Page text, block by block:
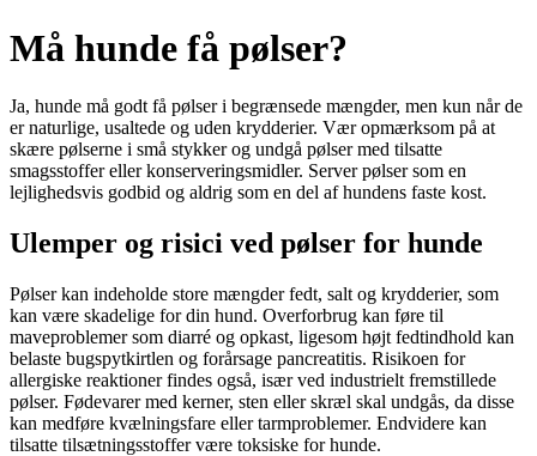
Må hunde få pølser?
Ja, hunde må godt få pølser i begrænsede mængder, men kun når de
er naturlige, usaltede og uden krydderier. Vær opmærksom på at
skære pølserne i små stykker og undgå pølser med tilsatte
smagsstoffer eller konserveringsmidler. Server pølser som en
lejlighedsvis godbid og aldrig som en del af hundens faste kost.
Ulemper og risici ved pølser for hunde
Pølser kan indeholde store mængder fedt, salt og krydderier, som
kan være skadelige for din hund. Overforbrug kan føre til
maveproblemer som diarré og opkast, ligesom højt fedtindhold kan
belaste bugspytkirtlen og forårsage pancreatitis. Risikoen for
allergiske reaktioner findes også, især ved industrielt fremstillede
pølser. Fødevarer med kerner, sten eller skræl skal undgås, da disse
kan medføre kvælningsfare eller tarmproblemer. Endvidere kan
tilsatte tilsætningsstoffer være toksiske for hunde.